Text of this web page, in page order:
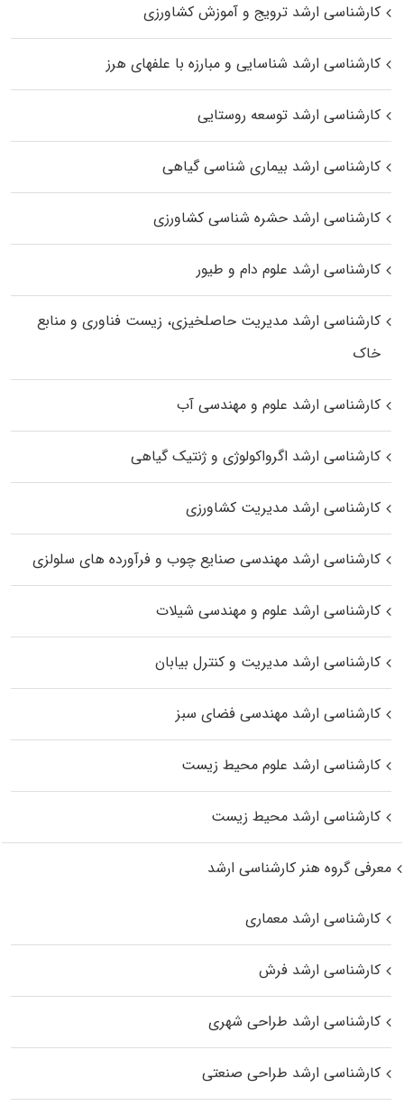
کارشناسی ارشد ترویج و آموزش کشاورزی
کارشناسی ارشد شناسایی و مبارزه با علفهای هرز
کارشناسی ارشد توسعه روستایی
کارشناسی ارشد بیماری‌ شناسی گیاهی
کارشناسی ارشد حشره‌ شناسی کشاورزی
کارشناسی ارشد علوم دام و طیور
کارشناسی ارشد مدیریت حاصلخیزی، زیست فناوری و منابع
خاک
کارشناسی ارشد علوم و مهندسی آب
کارشناسی ارشد اگرواکولوژی و ژنتیک گیاهی
کارشناسی ارشد مدیریت کشاورزی
کارشناسی ارشد مهندسی صنایع چوب و فرآورده‌ های سلولزی
کارشناسی ارشد علوم و مهندسی شیلات
کارشناسی ارشد مدیریت و کنترل بیابان
کارشناسی ارشد مهندسی فضای سبز
کارشناسی ارشد علوم محیط‌ زیست
کارشناسی ارشد محیط زیست
معرفی گروه هنر کارشناسی ارشد
کارشناسی ارشد معماری
کارشناسی ارشد فرش
کارشناسی ارشد طراحی شهری
کارشناسی ارشد طراحی صنعتی